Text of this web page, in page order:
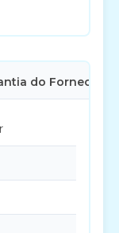
do Fornecedor